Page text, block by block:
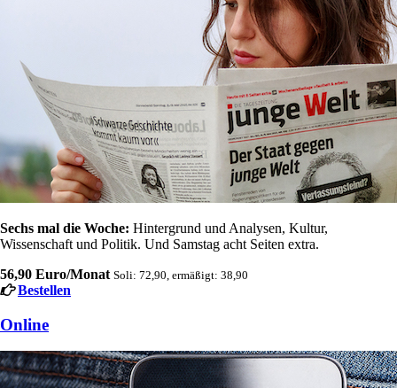
Sechs mal die Woche: Hintergrund und Analysen, Kultur,
Wissenschaft und Politik. Und Samstag acht Seiten extra.
56,90 Euro/Monat Soli: 72,90, ermäßigt: 38,90
Bestellen
Online